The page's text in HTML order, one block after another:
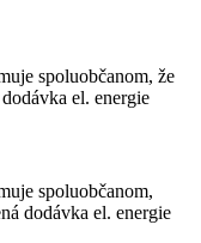
spoluobčanom, že
el. energie
spoluobčanom,
dodávka el. energie